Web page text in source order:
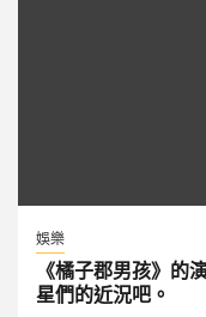
娛樂
《橘子郡男孩》的
星們的近況吧。